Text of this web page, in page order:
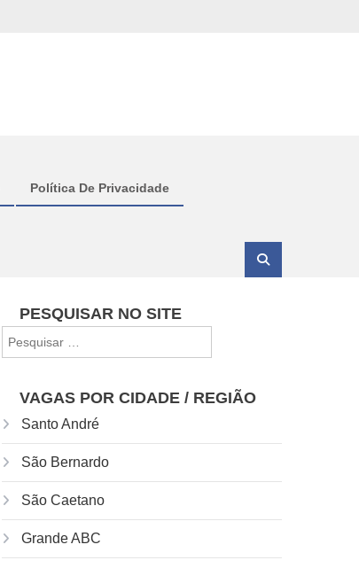
Política De Privacidade
PESQUISAR NO SITE
por:
VAGAS POR CIDADE / REGIÃO
Santo André
São Bernardo
São Caetano
Grande ABC